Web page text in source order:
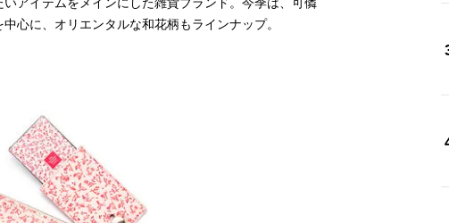
アイテムをメインにした雑貨ブランド。今季は、可憐
心に、オリエンタルな和花柄もラインナップ。